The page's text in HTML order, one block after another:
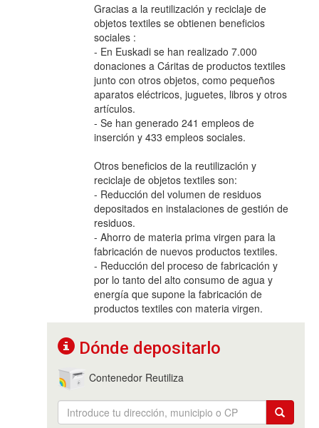
Gracias a la reutilización y reciclaje de
objetos textiles se obtienen beneficios
sociales :
- En Euskadi se han realizado 7.000
donaciones a Cáritas de productos textiles
junto con otros objetos, como pequeños
aparatos eléctricos, juguetes, libros y otros
artículos.
- Se han generado 241 empleos de
inserción y 433 empleos sociales.
Otros beneficios de la reutilización y
reciclaje de objetos textiles son:
- Reducción del volumen de residuos
depositados en instalaciones de gestión de
residuos.
- Ahorro de materia prima virgen para la
fabricación de nuevos productos textiles.
- Reducción del proceso de fabricación y
por lo tanto del alto consumo de agua y
energía que supone la fabricación de
productos textiles con materia virgen.
Dónde depositarlo
Contenedor Reutiliza